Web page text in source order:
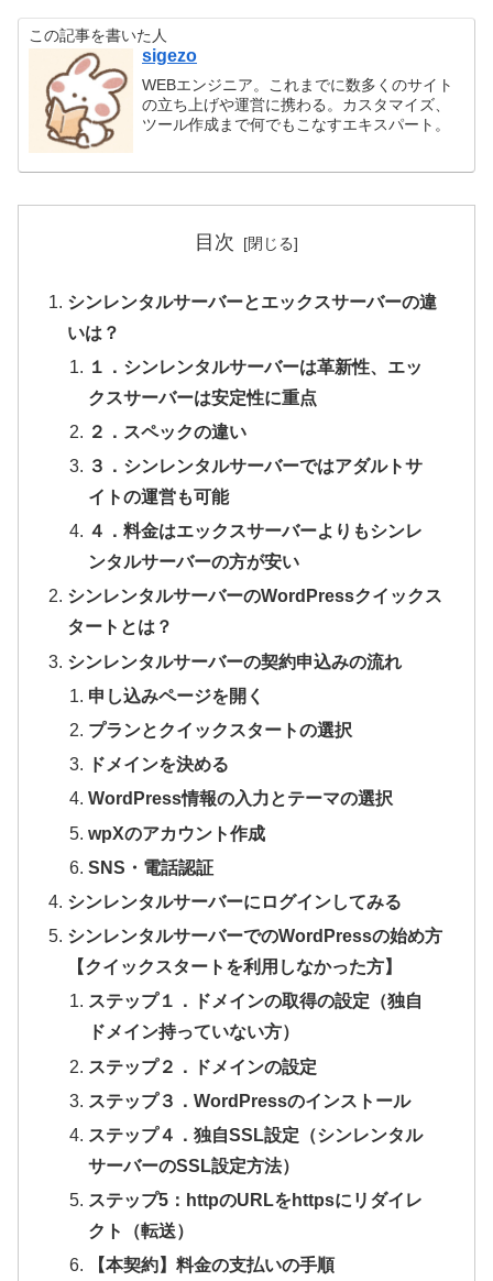
この記事を書いた人
sigezo
WEBエンジニア。これまでに数多くのサイト
の立ち上げや運営に携わる。カスタマイズ、
ツール作成まで何でもこなすエキスパート。
目次
シンレンタルサーバーとエックスサーバーの違
いは？
１．シンレンタルサーバーは革新性、エッ
クスサーバーは安定性に重点
２．スペックの違い
３．シンレンタルサーバーではアダルトサ
イトの運営も可能
４．料金はエックスサーバーよりもシンレ
ンタルサーバーの方が安い
シンレンタルサーバーのWordPressクイックス
タートとは？
シンレンタルサーバーの契約申込みの流れ
申し込みページを開く
プランとクイックスタートの選択
ドメインを決める
WordPress情報の入力とテーマの選択
wpXのアカウント作成
SNS・電話認証
シンレンタルサーバーにログインしてみる
シンレンタルサーバーでのWordPressの始め方
【クイックスタートを利用しなかった方】
ステップ１．ドメインの取得の設定（独自
ドメイン持っていない方）
ステップ２．ドメインの設定
ステップ３．WordPressのインストール
ステップ４．独自SSL設定（シンレンタル
サーバーのSSL設定方法）
ステップ5：httpのURLをhttpsにリダイレ
クト（転送）
【本契約】料金の支払いの手順